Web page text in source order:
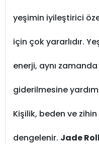
yeşimin iyileştirici
için çok yararlıdır.
enerji, aynı
giderilmesine
Kişilik, beden ve
dengelenir. Jade